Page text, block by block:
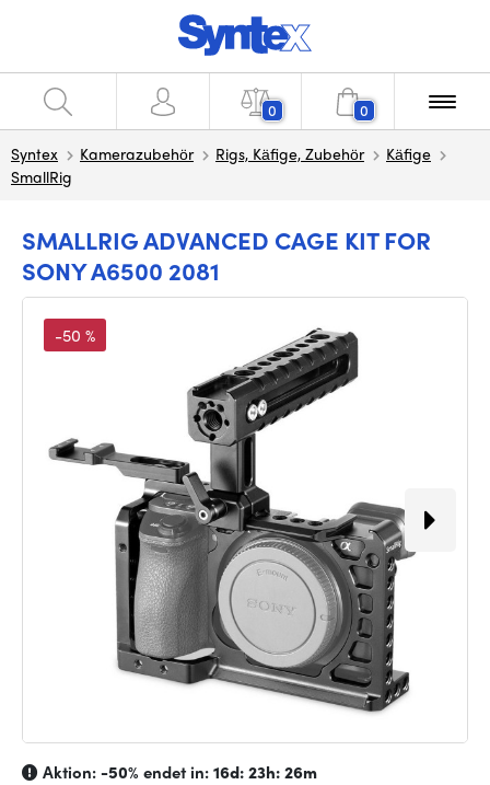
0 0
Syntex Kamerazubehör Rigs, Käfige, Zubehör
Käfige
SmallRig
SMALLRIG ADVANCED CAGE KIT FOR
SONY A6500 2081
-50 %
Aktion:-50% endet in:16d: 23h: 26m